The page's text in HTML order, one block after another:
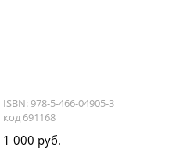
ISBN: 978-5-466-04905-3
код 691168
1 000 руб.